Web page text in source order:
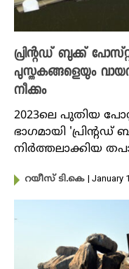
പ്രിന്റഡ് ബുക്ക്
പുസ്തകങ്ങളെയും
നീക്കം
2023ലെ പുതിയ
ഭാഗമായി
നിർത്തലാക്കിയ
റയീസ് ടി.കെ | January